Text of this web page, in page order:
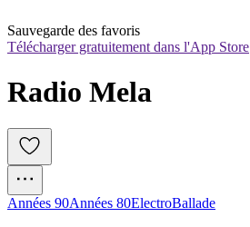
Sauvegarde des favoris
Télécharger gratuitement dans l'App Store
Radio Mela
Années 90Années 80ElectroBallade